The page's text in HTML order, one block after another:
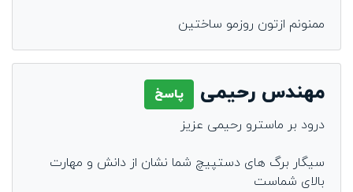
ممنونم ازتون روزمو ساختین
مهندس رحیمی
پاسخ
درود بر ماسترو رحیمی عزیز
سیگار برگ های دستپیچ شما نشان از دانش و مهارت
بالای شماست